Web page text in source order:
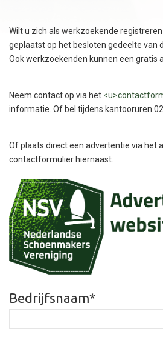
Wilt u zich als werkzoekende
geplaatst op het besloten gedeelte van
Ook werkzoekenden kunnen een gratis
Neem contact op via het
informatie. Of bel tijdens kantooruren
Of plaats direct een advertentie via het
contactformulier hiernaast.